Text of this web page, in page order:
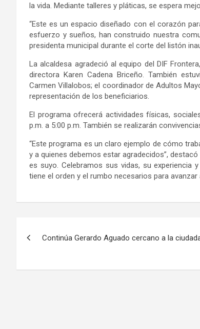
la vida. Mediante talleres y pláticas, se espera
“Este es un espacio diseñado con el corazón
esfuerzo y sueños, han construido nuestra
presidenta municipal durante el corte del listón
La alcaldesa agradeció al equipo del DIF
directora Karen Cadena Briceño. También
Carmen Villalobos; el coordinador de Adultos
representación de los beneficiarios.
El programa ofrecerá actividades físicas,
p.m. a 5:00 p.m. También se realizarán
“Este programa es un claro ejemplo de cómo
y a quienes debemos estar agradecidos”,
es suyo. Celebramos sus vidas, su experiencia
tiene el orden y el rumbo necesarios para avanzar
entradas
Continúa Gerardo Aguado cercano a la